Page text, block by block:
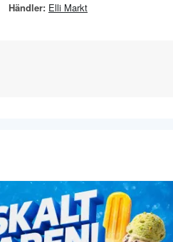
Händler: Elli Markt